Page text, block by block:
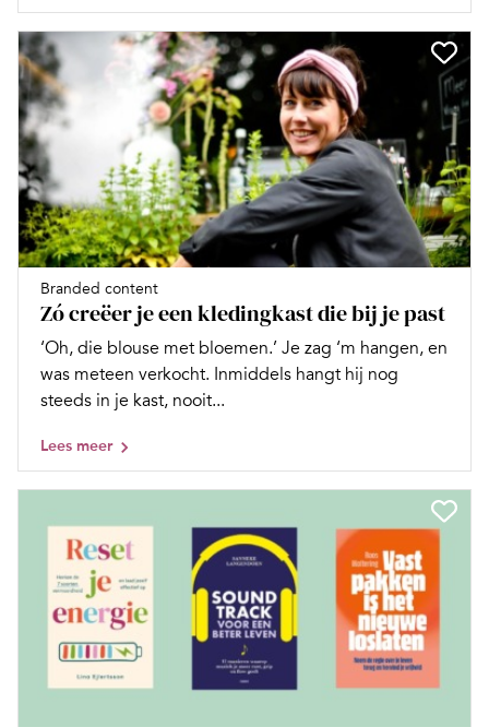
Branded content
Zó creëer je een kledingkast die bij je past
‘Oh, die blouse met bloemen.’ Je zag ‘m hangen, en
was meteen verkocht. Inmiddels hangt hij nog
steeds in je kast, nooit...
Lees meer